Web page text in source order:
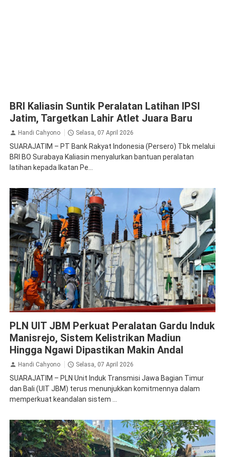
BRI Kaliasin Suntik Peralatan Latihan IPSI
Jatim, Targetkan Lahir Atlet Juara Baru
Handi Cahyono Selasa, 07 April 2026
SUARAJATIM – PT Bank Rakyat Indonesia (Persero) Tbk melalui
BRI BO Surabaya Kaliasin menyalurkan bantuan peralatan
latihan kepada Ikatan Pe...
PLN UIT JBM Perkuat Peralatan Gardu Induk
Manisrejo, Sistem Kelistrikan Madiun
Hingga Ngawi Dipastikan Makin Andal
Handi Cahyono Selasa, 07 April 2026
SUARAJATIM – PLN Unit Induk Transmisi Jawa Bagian Timur
dan Bali (UIT JBM) terus menunjukkan komitmennya dalam
memperkuat keandalan sistem ...